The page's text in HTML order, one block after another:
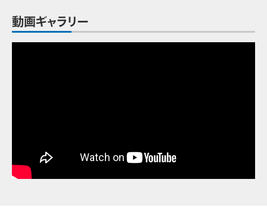
動画ギャラリー